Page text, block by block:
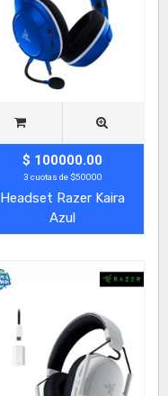
$ 100000.00
3 cuotas de $50000
Headset Razer Kaira
Azul